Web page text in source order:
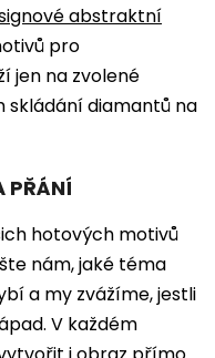
abstraktní
pro
jen na zvolené
skládání diamantů na
PŘÁNÍ
hotových motivů
nám, jaké téma
a my zvážíme, jestli
V každém